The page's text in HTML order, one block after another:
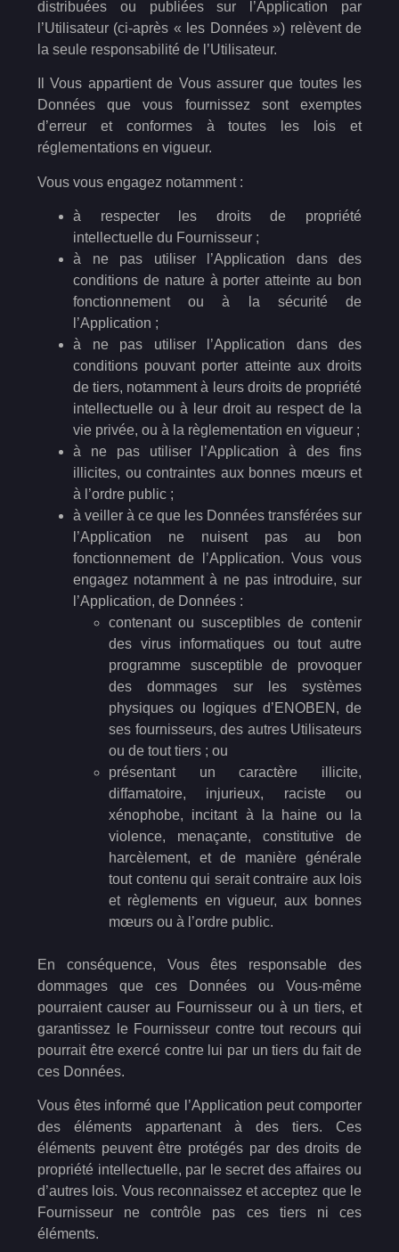
distribuées ou publiées sur l’Application par
l’Utilisateur (ci-après « les Données ») relèvent de
la seule responsabilité de l’Utilisateur.
Il Vous appartient de Vous assurer que toutes les
Données que vous fournissez sont exemptes
d’erreur et conformes à toutes les lois et
réglementations en vigueur.
Vous vous engagez notamment :
à respecter les droits de propriété
intellectuelle du Fournisseur ;
à ne pas utiliser l’Application dans des
conditions de nature à porter atteinte au bon
fonctionnement ou à la sécurité de
l’Application ;
à ne pas utiliser l’Application dans des
conditions pouvant porter atteinte aux droits
de tiers, notamment à leurs droits de propriété
intellectuelle ou à leur droit au respect de la
vie privée, ou à la règlementation en vigueur ;
à ne pas utiliser l’Application à des fins
illicites, ou contraintes aux bonnes mœurs et
à l’ordre public ;
à veiller à ce que les Données transférées sur
l’Application ne nuisent pas au bon
fonctionnement de l’Application. Vous vous
engagez notamment à ne pas introduire, sur
l’Application, de Données :
contenant ou susceptibles de contenir
des virus informatiques ou tout autre
programme susceptible de provoquer
des dommages sur les systèmes
physiques ou logiques d’ENOBEN, de
ses fournisseurs, des autres Utilisateurs
ou de tout tiers ; ou
présentant un caractère illicite,
diffamatoire, injurieux, raciste ou
xénophobe, incitant à la haine ou la
violence, menaçante, constitutive de
harcèlement, et de manière générale
tout contenu qui serait contraire aux lois
et règlements en vigueur, aux bonnes
mœurs ou à l’ordre public.
En conséquence, Vous êtes responsable des
dommages que ces Données ou Vous-même
pourraient causer au Fournisseur ou à un tiers, et
garantissez le Fournisseur contre tout recours qui
pourrait être exercé contre lui par un tiers du fait de
ces Données.
Vous êtes informé que l’Application peut comporter
des éléments appartenant à des tiers. Ces
éléments peuvent être protégés par des droits de
propriété intellectuelle, par le secret des affaires ou
d’autres lois. Vous reconnaissez et acceptez que le
Fournisseur ne contrôle pas ces tiers ni ces
éléments.